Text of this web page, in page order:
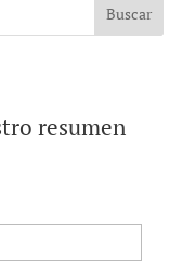
resumen